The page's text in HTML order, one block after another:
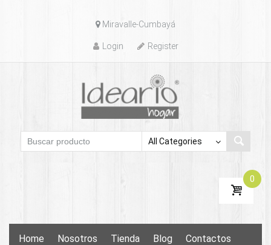
to
Miravalle-Cumbayá
Login Register
0
Home Nosotros Tienda Blog Contactos